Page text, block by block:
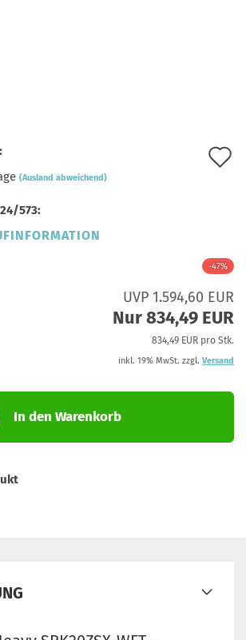
(Ausland abweichend)
573:
-47%
UVP 1.594,60 EUR
Nur 834,49 EUR
834,49 EUR pro Stk.
inkl. 19% MwSt. zzgl. Versand
In den Warenkorb